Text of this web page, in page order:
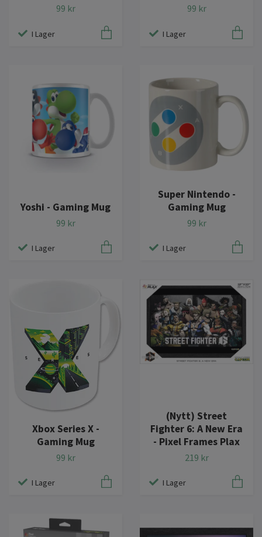
99 kr
I Lager
99 kr
I Lager
Yoshi - Gaming Mug
99 kr
I Lager
Super Nintendo -
Gaming Mug
99 kr
I Lager
Xbox Series X -
Gaming Mug
99 kr
I Lager
(Nytt) Street
Fighter 6: A New Era
- Pixel Frames Plax
219 kr
I Lager